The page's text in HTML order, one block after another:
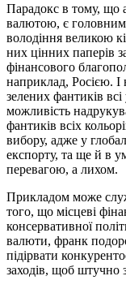
Парадокс в тому, що
валютою, є головним
володіння великою
них цінних паперів
фінансового
наприклад, Росією. І
зелених фантиків
можливість
фантиків всіх
вибору, адже у
експорту, та ще й в
перевагою, а лихом.
Прикладом може
того, що місцеві
консервативної
валюти, франк
підірвати
заходів, щоб штучно